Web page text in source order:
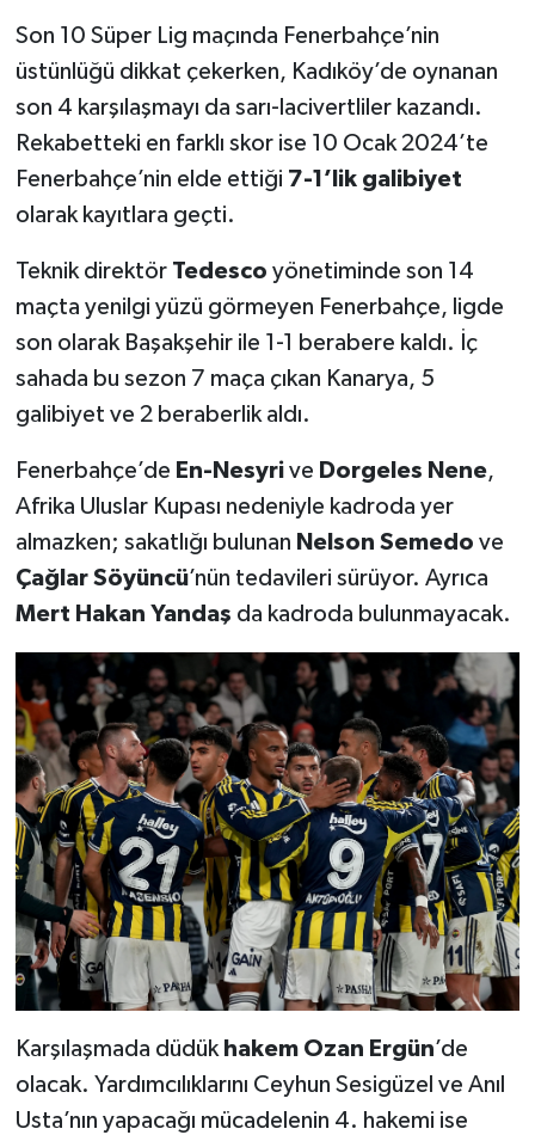
Son 10 Süper Lig maçında Fenerbahçe’nin
üstünlüğü dikkat çekerken, Kadıköy’de oynanan
son 4 karşılaşmayı da sarı-lacivertliler kazandı.
Rekabetteki en farklı skor ise 10 Ocak 2024’te
Fenerbahçe’nin elde ettiği 7-1’lik galibiyet
olarak kayıtlara geçti.
Teknik direktör Tedesco yönetiminde son 14
maçta yenilgi yüzü görmeyen Fenerbahçe, ligde
son olarak Başakşehir ile 1-1 berabere kaldı. İç
sahada bu sezon 7 maça çıkan Kanarya, 5
galibiyet ve 2 beraberlik aldı.
Fenerbahçe’de En-Nesyrive Dorgeles Nene,
Afrika Uluslar Kupası nedeniyle kadroda yer
almazken; sakatlığı bulunan Nelson Semedo ve
Çağlar Söyüncü’nün tedavileri sürüyor. Ayrıca
Mert Hakan Yandaş da kadroda bulunmayacak.
Karşılaşmada düdük hakem Ozan Ergün’de
olacak. Yardımcılıklarını Ceyhun Sesigüzel ve Anıl
Usta’nın yapacağı mücadelenin 4. hakemi ise